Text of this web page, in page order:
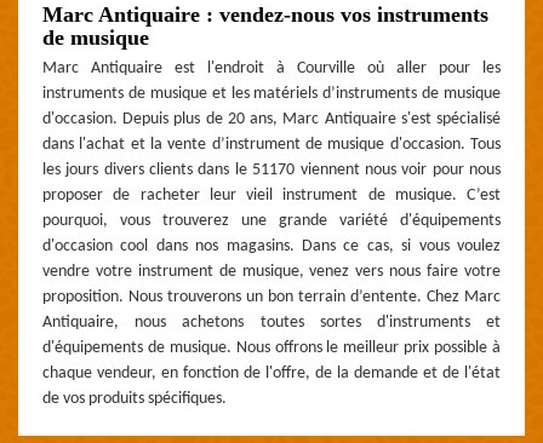
Marc Antiquaire : vendez-nous vos instruments
de musique
Marc Antiquaire est l'endroit à Courville où aller pour les
instruments de musique et les matériels d’instruments de musique
d'occasion. Depuis plus de 20 ans, Marc Antiquaire s'est spécialisé
dans l'achat et la vente d’instrument de musique d'occasion. Tous
les jours divers clients dans le 51170 viennent nous voir pour nous
proposer de racheter leur vieil instrument de musique. C’est
pourquoi, vous trouverez une grande variété d'équipements
d'occasion cool dans nos magasins. Dans ce cas, si vous voulez
vendre votre instrument de musique, venez vers nous faire votre
proposition. Nous trouverons un bon terrain d’entente. Chez Marc
Antiquaire, nous achetons toutes sortes d'instruments et
d'équipements de musique. Nous offrons le meilleur prix possible à
chaque vendeur, en fonction de l'offre, de la demande et de l'état
de vos produits spécifiques.